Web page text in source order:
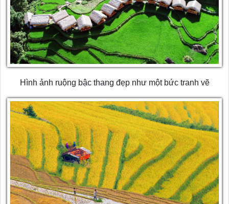
Hình ảnh ruộng bậc thang đẹp như một bức tranh vẽ